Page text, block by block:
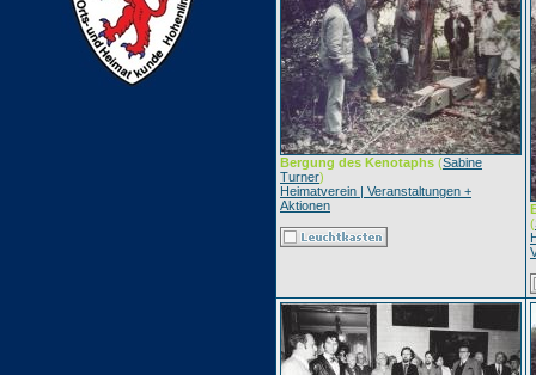
Bergung des Kenotaphs (Sabine
Turner)
Heimatverein | Veranstaltungen +
Aktionen
(